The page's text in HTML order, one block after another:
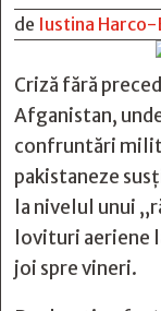
de Iustina Harco-
Criză fără
Afganistan,
confruntări
pakistaneze
la nivelul unui
lovituri aeriene
joi spre vineri.